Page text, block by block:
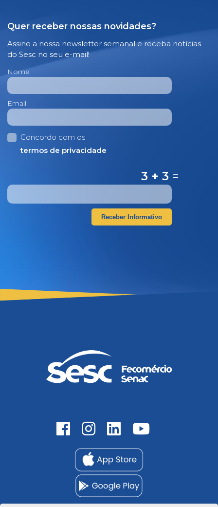
Quer receber nossas novidades?
Assine a nossa newsletter semanal e receba notícias
do Sesc no seu e-mail!
Nome
Email
Concordo com os
termos de privacidade
3 + 3 =
Receber Informativo